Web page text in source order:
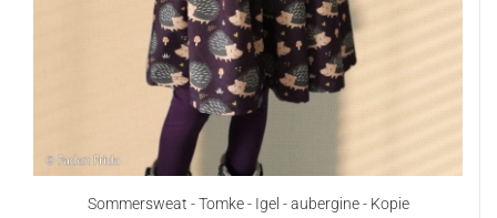
Sommersweat - Tomke - Igel - aubergine - Kopie